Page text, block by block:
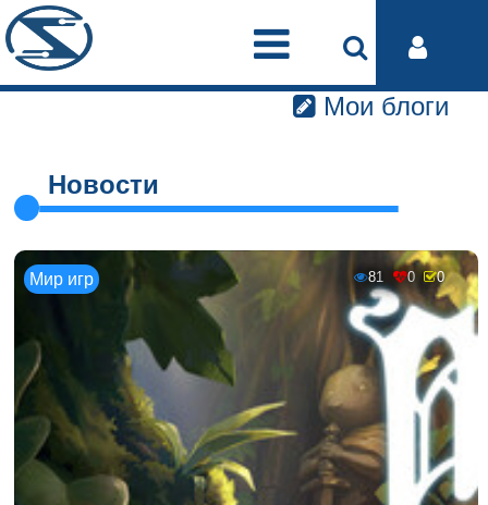
Мои блоги
Новости
Мир игр 81 0 0